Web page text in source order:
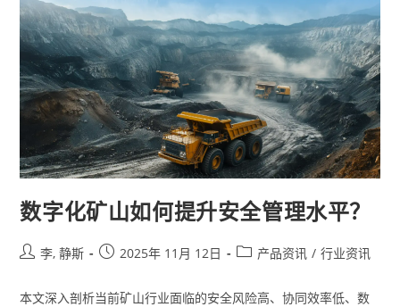
数字化矿山如何提升安全管理水平？
李, 静斯 2025年 11月 12日 产品资讯 / 行业资讯
本文深入剖析当前矿山行业面临的安全风险高、协同效率低、数